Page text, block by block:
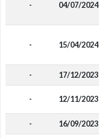
- 04/07/2024
- 15/04/2024
-
17/12/2023
- 12/11/2023
-
16/09/2023